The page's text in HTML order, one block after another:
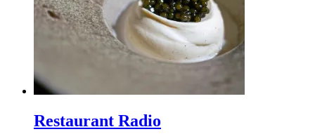
Restaurant Radio